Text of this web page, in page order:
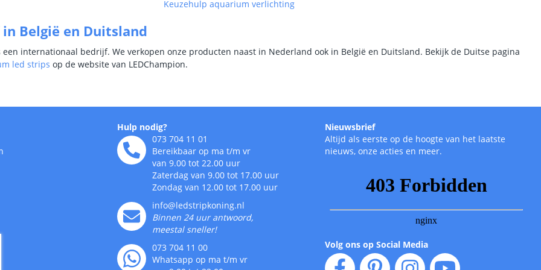
Keuzehulp aquarium verlichting
België en Duitsland
een internationaal bedrijf. We verkopen onze producten naast in Nederland ook in België en Duitsland. Bekijk de Duitse pagina
led strips op de website van LEDChampion.
Hulp nodig?
073 704 11 01
Bereikbaar op ma t/m vr
van 9.00 tot 22.00 uur
Zaterdag van 9.00 tot 17.00 uur
Zondag van 12.00 tot 17.00 uur
info@ledstripkoning.nl
Binnen 24 uur antwoord,
meestal sneller!
073 704 11 00
Whatsapp op ma t/m vr
Nieuwsbrief
Altijd als eerste op de hoogte van het laatste
nieuws, onze acties en meer.
Volg ons op Social Media